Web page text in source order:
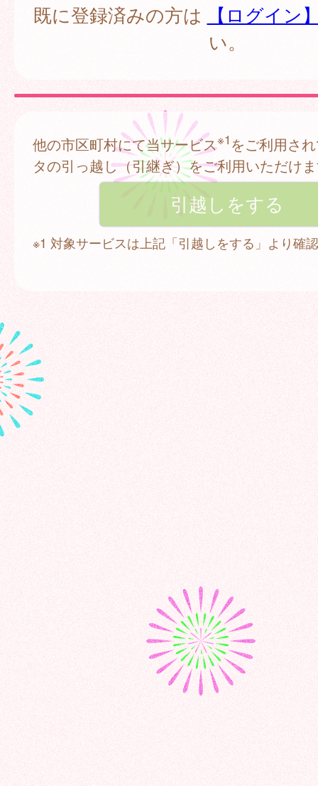
既に登録済みの方は
【ログイン
い。
他の市区町村にて当サービス※1 をご利用さ
タの引っ越し（引継ぎ）をご利用いただけ
※1 対象サービスは上記「引越しをする」より確